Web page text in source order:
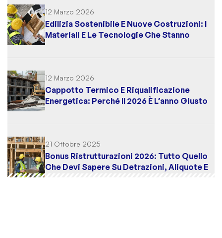
12 Marzo 2026
Edilizia Sostenibile E Nuove Costruzioni: I
Materiali E Le Tecnologie Che Stanno
12 Marzo 2026
Cappotto Termico E Riqualificazione
Energetica: Perché Il 2026 È L’anno Giusto
21 Ottobre 2025
Bonus Ristrutturazioni 2026: Tutto Quello
Che Devi Sapere Su Detrazioni, Aliquote E